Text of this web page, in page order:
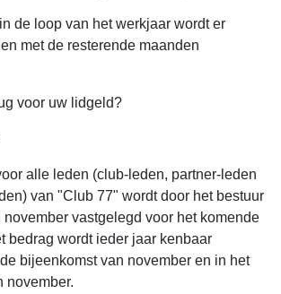
de loop van het werkjaar wordt er
met de resterende maanden
voor uw lidgeld?
alle leden (club-leden, partner-leden
van "Club 77" wordt door het bestuur
november vastgelegd voor het komende
bedrag wordt ieder jaar kenbaar
bijeenkomst van november en in het
november.